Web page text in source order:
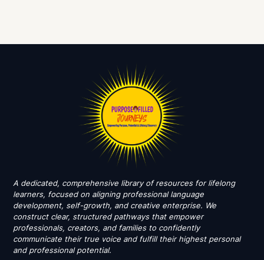
A dedicated, comprehensive library of resources for lifelong
learners, focused on aligning professional language
development, self-growth, and creative enterprise. We
construct clear, structured pathways that empower
professionals, creators, and families to confidently
communicate their true voice and fulfill their highest personal
and professional potential.